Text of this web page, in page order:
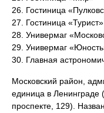
26. Гостиница
27. Гостиница «Турист»
28. Универмаг
29. Универмаг
30. Главная
Московский район,
единица в
проспекте, 129).